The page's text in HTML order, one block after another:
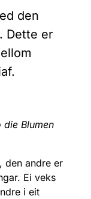
den
Dette er
Blumen
den andre er
Ei veks
i eit